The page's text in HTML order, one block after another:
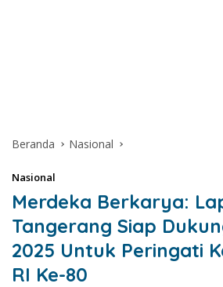
Beranda Nasional
Nasional
Merdeka Berkarya:
Tangerang Siap
2025 Untuk Peringati
RI Ke-80